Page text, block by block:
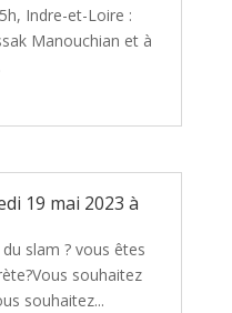
Indre-et-Loire :
Manouchian et à
19 mai 2023 à
slam ? vous êtes
souhaitez
souhaitez...